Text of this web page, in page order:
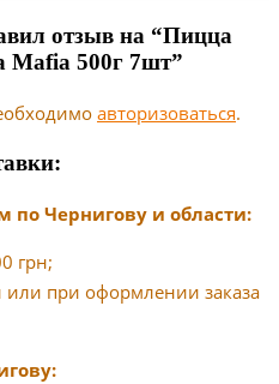
отзыв на “Пицца
500г 7шт”
авторизоваться.
по Чернигову и области:
грн;
при оформлении заказа